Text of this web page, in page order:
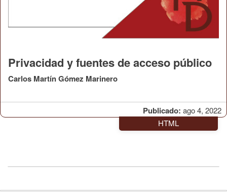
Publicado: ago 4, 2022
Privacidad y fuentes de acceso público
Carlos Martín Gómez Marinero
HTML